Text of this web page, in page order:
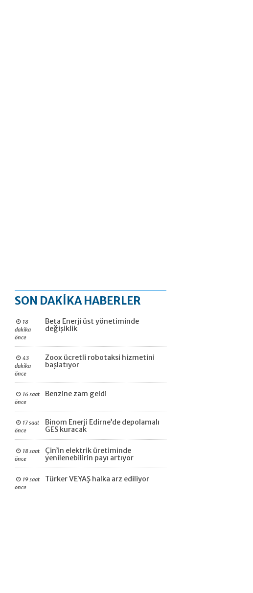
SON DAKİKA HABERLER
18
dakika
önce
Beta Enerji üst yönetiminde
değişiklik
43
dakika
önce
Zoox ücretli robotaksi hizmetini
başlatıyor
16 saat
önce
Benzine zam geldi
17 saat
önce
Binom Enerji Edirne’de depolamalı
GES kuracak
18 saat
önce
Çin’in elektrik üretiminde
yenilenebilirin payı artıyor
19 saat
önce
Türker VEYAŞ halka arz ediliyor